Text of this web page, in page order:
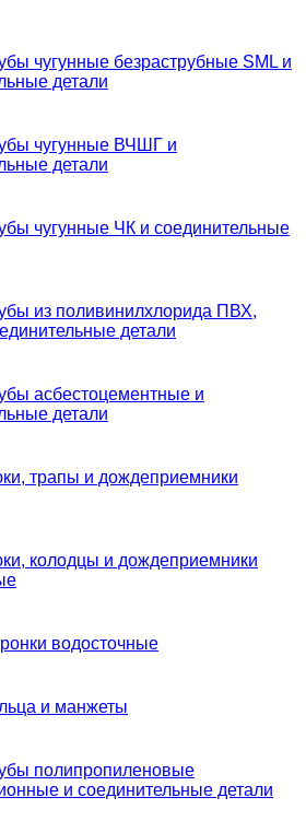
чугунные безраструбные SML и
детали
чугунные ВЧШГ и
детали
чугунные ЧК и соединительные
из поливинилхлорида ПВХ,
детали
асбестоцементные и
детали
трапы и дождеприемники
колодцы и дождеприемники
водосточные
и манжеты
полипропиленовые
и соединительные детали